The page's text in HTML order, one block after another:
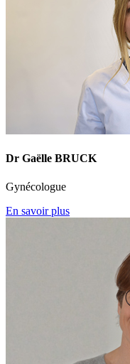
Dr Gaëlle BRUCK
Gynécologue
En savoir plus